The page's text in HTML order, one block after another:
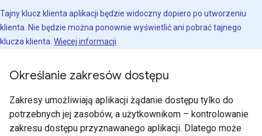
Tajny klucz klienta aplikacji będzie widoczny dopiero po utworzeniu
klienta. Nie będzie można ponownie wyświetlić ani pobrać tajnego
klucza klienta. Więcej informacji
Określanie zakresów dostępu
Zakresy umożliwiają aplikacji żądanie dostępu tylko do
potrzebnych jej zasobów, a użytkownikom – kontrolowanie
zakresu dostępu przyznawanego aplikacji. Dlatego może